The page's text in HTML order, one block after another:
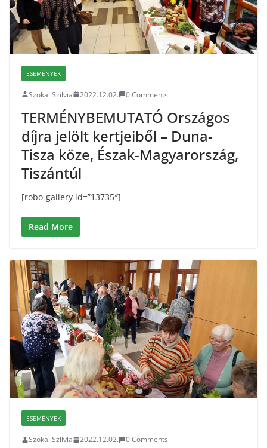
ESEMÉNYEK
Szokai Szilvia 2022.12.02. 0 Comments
TERMÉNYBEMUTATÓ Országos
díjra jelölt kertjeiből – Duna-
Tisza köze, Észak-Magyarország,
Tiszántúl
[robo-gallery id=”13735″]
Read More
ESEMÉNYEK
Szokai Szilvia 2022.12.02. 0 Comments